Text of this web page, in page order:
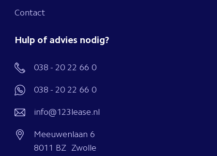
Contact
Hulp of advies nodig?
038 - 20 22 66 0
038 - 20 22 66 0
info@123lease.nl
Meeuwenlaan 6
8011 BZ Zwolle